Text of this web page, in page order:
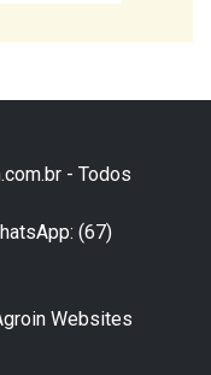
- Todos
(67)
Websites